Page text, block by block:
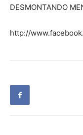
DESMONTANDO
http://